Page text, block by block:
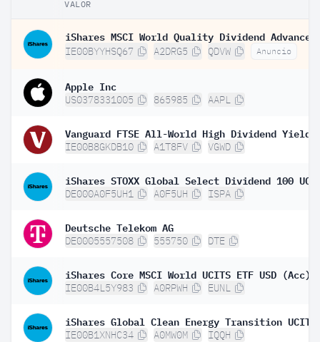
VALOR
IE00BYYHSQ67 A2DRG5 QDVW Anuncio
Apple Inc
US0378331005 865985 AAPL
IE00B8GKDB10 A1T8FV VGWD
DE000A0F5UH1 A0F5UH ISPA
Deutsche Telekom AG
DE0005557508 555750 DTE
iShares Core MSCI World UCITS ETF USD (Acc)
IE00B4L5Y983 A0RPWH EUNL
IE00B1XNHC34 A0MW0M IQQH